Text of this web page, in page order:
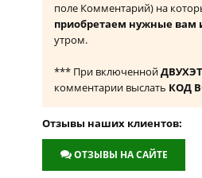
поле Комментарий) на
приобретаем нужные вам
утром.
*** При включенной
комментарии выслать КОД
Отзывы наших клиентов:
ОТЗЫВЫ НА САЙТЕ